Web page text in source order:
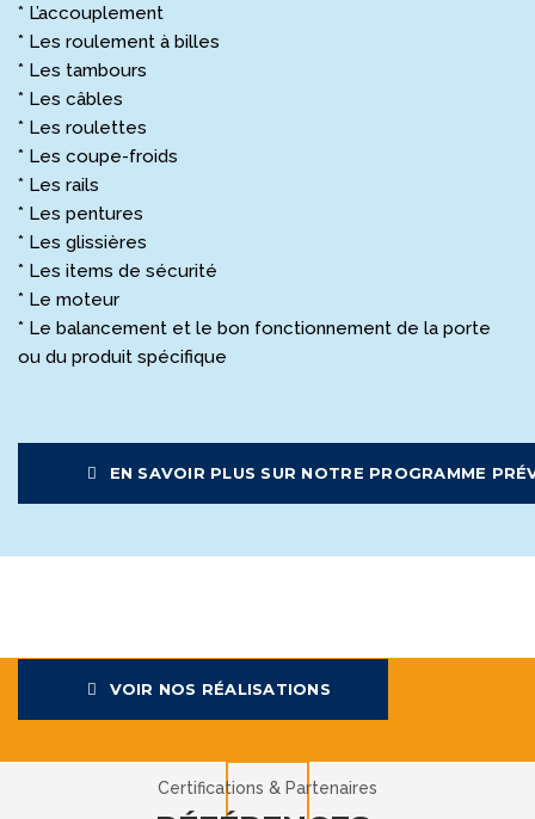
* L’accouplement
* Les roulement à billes
* Les tambours
* Les câbles
* Les roulettes
* Les coupe-froids
* Les rails
* Les pentures
* Les glissières
* Les items de sécurité
* Le moteur
* Le balancement et le bon fonctionnement de la porte
ou du produit spécifique
EN SAVOIR PLUS SUR NOTRE PROGRAMME
VOIR NOS RÉALISATIONS
Certifications & Partenaires